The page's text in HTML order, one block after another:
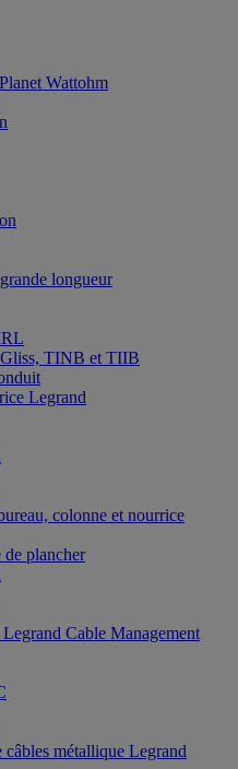
Wattohm
longueur
TINB et TIIB
Legrand
colonne et nourrice
de plancher
Cable Management
câbles métallique Legrand